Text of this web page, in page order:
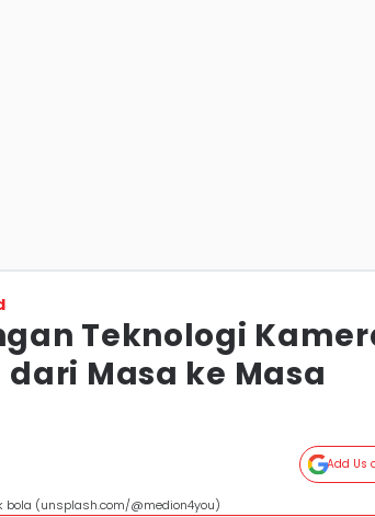
Teknologi
Masa ke Masa
Add Us
(unsplash.com/@medion4you)